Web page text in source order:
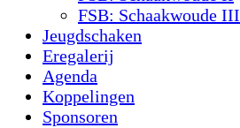
FSB: Schaakwoude III
Jeugdschaken
Eregalerij
Agenda
Koppelingen
Sponsoren